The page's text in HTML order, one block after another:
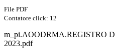
File PDF
Contatore click: 12
m_pi.AOODRMA.REGISTRO
2023.pdf